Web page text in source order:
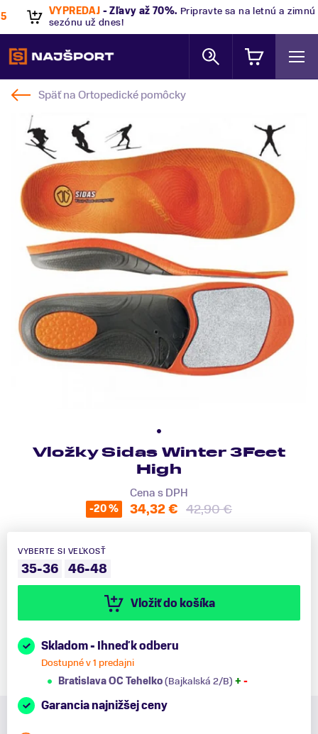
VÝPREDAJ- Zľavy až 70%.Pripravte sa na letnú a zimnú
sezónu už dnes!
Späť naOrtopedické pomôcky
Vložky Sidas Winter 3Feet
High
Cena s DPH
-20 % 34,32 € 42,90 €
VYBERTE SI VEĽKOSŤ
35-36 46-48
Vložiť do košíka
Skladom - Ihneď k odberu
Dostupné v 1 predajni
Bratislava OC Tehelko(Bajkalská 2/B) + -
Garancia najnižšej ceny